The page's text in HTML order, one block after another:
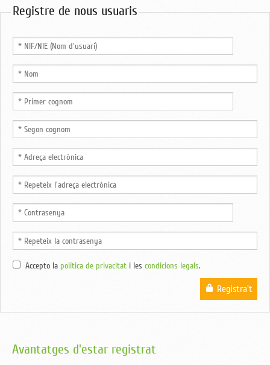
Registre de nous usuaris
Accepto la política de privacitat i les condicions legals.
Registra't
Avantatges d'estar registrat